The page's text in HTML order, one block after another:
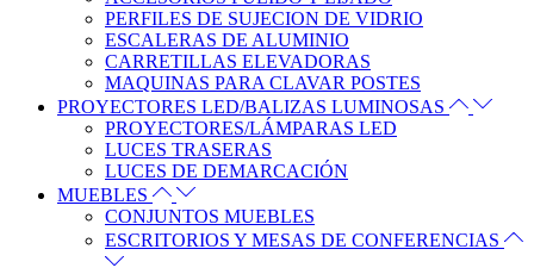
PERFILES DE SUJECION DE VIDRIO
ESCALERAS DE ALUMINIO
CARRETILLAS ELEVADORAS
MAQUINAS PARA CLAVAR POSTES
PROYECTORES LED/BALIZAS LUMINOSAS
PROYECTORES/LÁMPARAS LED
LUCES TRASERAS
LUCES DE DEMARCACIÓN
MUEBLES
CONJUNTOS MUEBLES
ESCRITORIOS Y MESAS DE CONFERENCIAS